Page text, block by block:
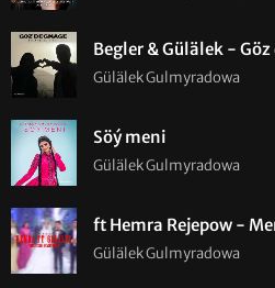
Begler & Gülälek -
Gülälek Gulmyradowa
Söý meni
Gülälek Gulmyradowa
ft Hemra Rejepow -
Gülälek Gulmyradowa